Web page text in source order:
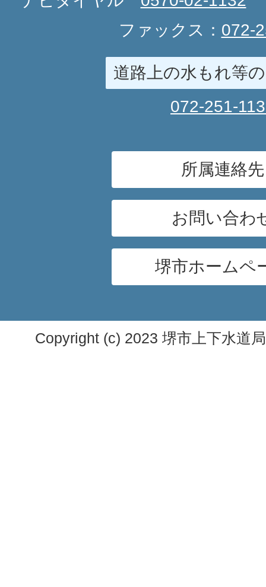
ファックス： 072-
道路上の水もれ等
072-251-
所属連絡先
お問い合わ
堺市ホームペ
Copyright (c) 2023 堺市上下水道